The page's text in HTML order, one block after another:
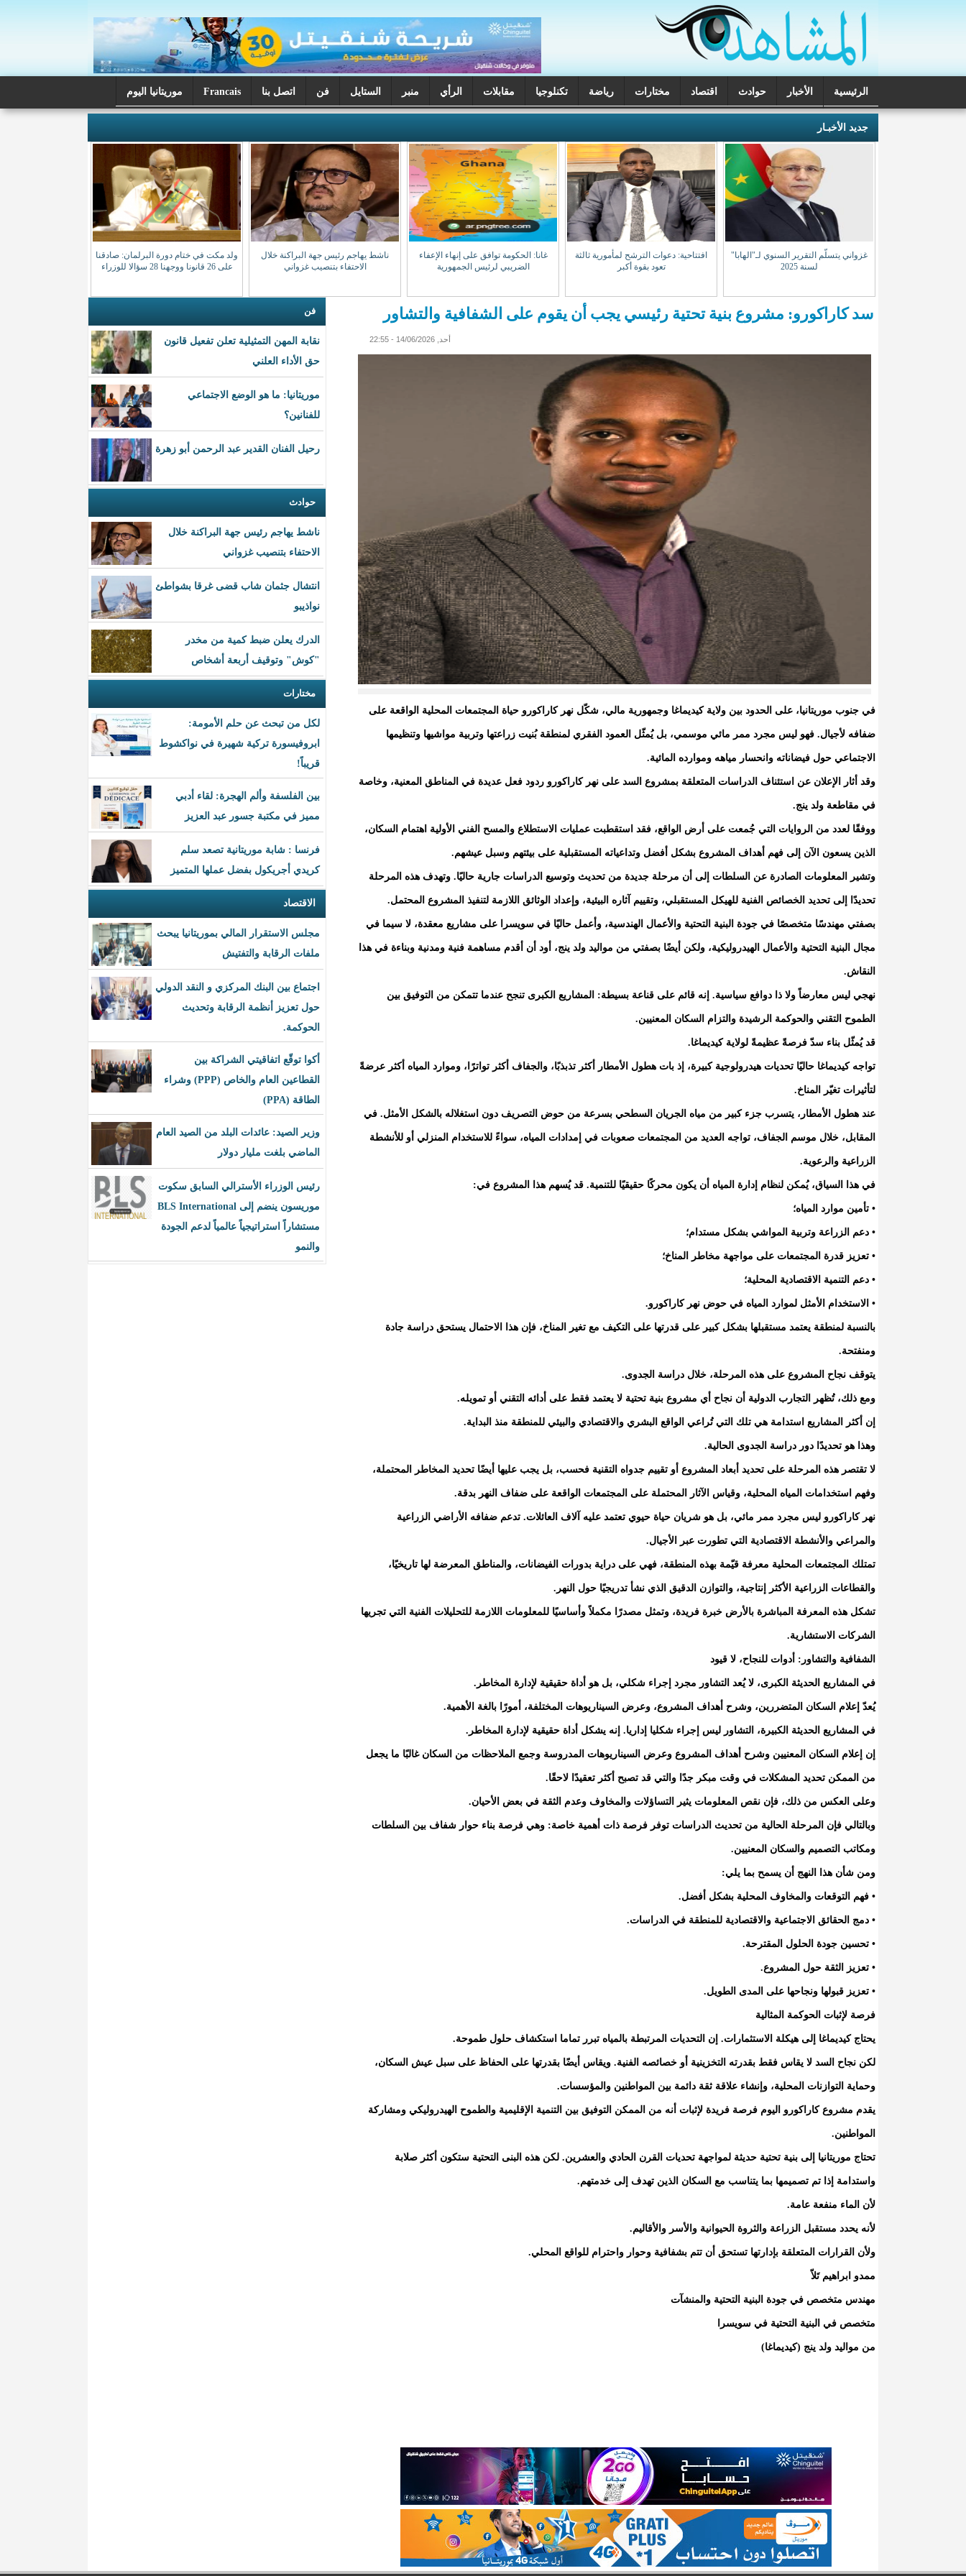
الرئيسية الأخبار حوادث اقتصاد مختارات رياضة تكنلوجيا مقابلات الرأي منبر الستايل فن اتصل بنا Francais موريتانيا اليوم
تحقيقات
جديد الأخبـار
غزواني يتسلّم التقرير السنوي لـ"الهابا"
لسنة 2025
افتتاحية: دعوات الترشح لمأمورية ثالثة
تعود بقوة أكبر
غانا: الحكومة توافق على إنهاء الإعفاء
الضريبي لرئيس الجمهورية
ناشط يهاجم رئيس جهة البراكنة خلال
الاحتفاء بتنصيب غزواني
ولد مكت في ختام دورة البرلمان: صادقنا
على 26 قانونا ووجهنا 28 سؤالا للوزراء
فن
نقابة المهن التمثيلية تعلن تفعيل قانون
حق الأداء العلني
موريتانيا: ما هو الوضع الاجتماعي
للفنانين؟
رحيل الفنان القدير عبد الرحمن أبو زهرة
حوادث
ناشط يهاجم رئيس جهة البراكنة خلال
الاحتفاء بتنصيب غزواني
انتشال جثمان شاب قضى غرقا بشواطئ
نواذيبو
الدرك يعلن ضبط كمية من مخدر
"كوش" وتوقيف أربعة أشخاص
مختارات
لكل من تبحث عن حلم الأمومة:
ابروفيسورة تركية شهيرة في نواكشوط
قريباً!
بين الفلسفة وألم الهجرة: لقاء أدبي
مميز في مكتبة جسور عبد العزيز
فرنسا : شابة موريتانية تصعد سلم
كريدي أجريكول بفضل عملها المتميز
الاقتصاد
مجلس الاستقرار المالي بموريتانيا يبحث
ملفات الرقابة والتفتيش
اجتماع بين البنك المركزي و النقد الدولي
حول تعزيز أنظمة الرقابة وتحديث
الحوكمة.
أكوا توقّع اتفاقيتي الشراكة بين
القطاعين العام والخاص (PPP) وشراء
الطاقة (PPA)
وزير الصيد: عائدات البلد من الصيد العام
الماضي بلغت مليار دولار
رئيس الوزراء الأسترالي السابق سكوت
موريسون ينضم إلى BLS International
مستشاراً استراتيجياً عالمياً لدعم الجودة
والنمو
سد كاراكورو: مشروع بنية تحتية رئيسي يجب أن يقوم على الشفافية والتشاور
أحد, 14/06/2026 - 22:55
في جنوب موريتانيا، على الحدود بين ولاية كيديماغا وجمهورية مالي، شكّل نهر كاراكورو حياة المجتمعات المحلية الواقعة على
ضفافه لأجيال. فهو ليس مجرد ممر مائي موسمي، بل يُمثّل العمود الفقري لمنطقة بُنيت زراعتها وتربية مواشيها وتنظيمها
الاجتماعي حول فيضاناته وانحسار مياهه وموارده المائية.
وقد أثار الإعلان عن استئناف الدراسات المتعلقة بمشروع السد على نهر كاراكورو ردود فعل عديدة في المناطق المعنية، وخاصة
في مقاطعة ولد ينج.
ووفقًا لعدد من الروايات التي جُمعت على أرض الواقع، فقد استقطبت عمليات الاستطلاع والمسح الفني الأولية اهتمام السكان،
الذين يسعون الآن إلى فهم أهداف المشروع بشكل أفضل وتداعياته المستقبلية على بيئتهم وسبل عيشهم.
وتشير المعلومات الصادرة عن السلطات إلى أن مرحلة جديدة من تحديث وتوسيع الدراسات جارية حاليًا. وتهدف هذه المرحلة
تحديدًا إلى تحديد الخصائص الفنية للهيكل المستقبلي، وتقييم آثاره البيئية، وإعداد الوثائق اللازمة لتنفيذ المشروع المحتمل.
بصفتي مهندسًا متخصصًا في جودة البنية التحتية والأعمال الهندسية، وأعمل حاليًا في سويسرا على مشاريع معقدة، لا سيما في
مجال البنية التحتية والأعمال الهيدروليكية، ولكن أيضًا بصفتي من مواليد ولد ينج، أود أن أقدم مساهمة فنية ومدنية وبناءة في هذا
النقاش.
نهجي ليس معارضاً ولا ذا دوافع سياسية. إنه قائم على قناعة بسيطة: المشاريع الكبرى تنجح عندما تتمكن من التوفيق بين
الطموح التقني والحوكمة الرشيدة والتزام السكان المعنيين.
قد يُمثّل بناء سدّ فرصةً عظيمةً لولاية كيديماغا.
تواجه كيديماغا حاليًا تحديات هيدرولوجية كبيرة، إذ بات هطول الأمطار أكثر تذبذبًا، والجفاف أكثر تواترًا، وموارد المياه أكثر عرضةً
لتأثيرات تغيّر المناخ.
عند هطول الأمطار، يتسرب جزء كبير من مياه الجريان السطحي بسرعة من حوض التصريف دون استغلاله بالشكل الأمثل. في
المقابل، خلال موسم الجفاف، تواجه العديد من المجتمعات صعوبات في إمدادات المياه، سواءً للاستخدام المنزلي أو للأنشطة
الزراعية والرعوية.
في هذا السياق، يُمكن لنظام إدارة المياه أن يكون محركًا حقيقيًا للتنمية. قد يُسهم هذا المشروع في:
• تأمين موارد المياه؛
• دعم الزراعة وتربية المواشي بشكل مستدام؛
• تعزيز قدرة المجتمعات على مواجهة مخاطر المناخ؛
• دعم التنمية الاقتصادية المحلية؛
• الاستخدام الأمثل لموارد المياه في حوض نهر كاراكورو.
بالنسبة لمنطقة يعتمد مستقبلها بشكل كبير على قدرتها على التكيف مع تغير المناخ، فإن هذا الاحتمال يستحق دراسة جادة
ومنفتحة.
يتوقف نجاح المشروع على هذه المرحلة، خلال دراسة الجدوى.
ومع ذلك، تُظهر التجارب الدولية أن نجاح أي مشروع بنية تحتية لا يعتمد فقط على أدائه التقني أو تمويله.
إن أكثر المشاريع استدامة هي تلك التي تُراعي الواقع البشري والاقتصادي والبيئي للمنطقة منذ البداية.
وهذا هو تحديدًا دور دراسة الجدوى الحالية.
لا تقتصر هذه المرحلة على تحديد أبعاد المشروع أو تقييم جدواه التقنية فحسب، بل يجب عليها أيضًا تحديد المخاطر المحتملة،
وفهم استخدامات المياه المحلية، وقياس الآثار المحتملة على المجتمعات الواقعة على ضفاف النهر بدقة.
نهر كاراكورو ليس مجرد ممر مائي، بل هو شريان حياة حيوي تعتمد عليه آلاف العائلات. تدعم ضفافه الأراضي الزراعية
والمراعي والأنشطة الاقتصادية التي تطورت عبر الأجيال.
تمتلك المجتمعات المحلية معرفة قيّمة بهذه المنطقة، فهي على دراية بدورات الفيضانات، والمناطق المعرضة لها تاريخيًا،
والقطاعات الزراعية الأكثر إنتاجية، والتوازن الدقيق الذي نشأ تدريجيًا حول النهر.
تشكل هذه المعرفة المباشرة بالأرض خبرة فريدة، وتمثل مصدرًا مكملاً وأساسيًا للمعلومات اللازمة للتحليلات الفنية التي تجريها
الشركات الاستشارية.
الشفافية والتشاور: أدوات للنجاح، لا قيود
في المشاريع الحديثة الكبرى، لا يُعد التشاور مجرد إجراء شكلي، بل هو أداة حقيقية لإدارة المخاطر.
يُعدّ إعلام السكان المتضررين، وشرح أهداف المشروع، وعرض السيناريوهات المختلفة، أمورًا بالغة الأهمية.
في المشاريع الحديثة الكبيرة، التشاور ليس إجراء شكليا إداريا. إنه يشكل أداة حقيقية لإدارة المخاطر.
إن إعلام السكان المعنيين وشرح أهداف المشروع وعرض السيناريوهات المدروسة وجمع الملاحظات من السكان غالبًا ما يجعل
من الممكن تحديد المشكلات في وقت مبكر جدًا والتي قد تصبح أكثر تعقيدًا لاحقًا.
وعلى العكس من ذلك، فإن نقص المعلومات يثير التساؤلات والمخاوف وعدم الثقة في بعض الأحيان.
وبالتالي فإن المرحلة الحالية من تحديث الدراسات توفر فرصة ذات أهمية خاصة: وهي فرصة بناء حوار شفاف بين السلطات
ومكاتب التصميم والسكان المعنيين.
ومن شأن هذا النهج أن يسمح بما يلي:
• فهم التوقعات والمخاوف المحلية بشكل أفضل.
• دمج الحقائق الاجتماعية والاقتصادية للمنطقة في الدراسات.
• تحسين جودة الحلول المقترحة.
• تعزيز الثقة حول المشروع.
• تعزيز قبولها ونجاحها على المدى الطويل.
فرصة لإثبات الحوكمة المثالية
يحتاج كيديماغا إلى هيكلة الاستثمارات. إن التحديات المرتبطة بالمياه تبرر تماما استكشاف حلول طموحة.
لكن نجاح السد لا يقاس فقط بقدرته التخزينية أو خصائصه الفنية. ويقاس أيضًا بقدرتها على الحفاظ على سبل عيش السكان،
وحماية التوازنات المحلية، وإنشاء علاقة ثقة دائمة بين المواطنين والمؤسسات.
يقدم مشروع كاراكورو اليوم فرصة فريدة لإثبات أنه من الممكن التوفيق بين التنمية الإقليمية والطموح الهيدروليكي ومشاركة
المواطنين.
تحتاج موريتانيا إلى بنية تحتية حديثة لمواجهة تحديات القرن الحادي والعشرين. لكن هذه البنى التحتية ستكون أكثر صلابة
واستدامة إذا تم تصميمها بما يتناسب مع السكان الذين تهدف إلى خدمتهم.
لأن الماء منفعة عامة.
لأنه يحدد مستقبل الزراعة والثروة الحيوانية والأسر والأقاليم.
ولأن القرارات المتعلقة بإدارتها تستحق أن تتم بشفافية وحوار واحترام للواقع المحلي.
ممدو ابراهيم تَلاّ
مهندس متخصص في جودة البنية التحتية والمنشآت
متخصص في البنية التحتية في سويسرا
من مواليد ولد ينج (كيديماغا)